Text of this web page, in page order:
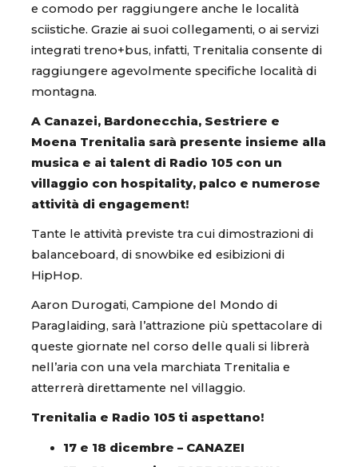
e comodo per raggiungere anche le località
sciistiche. Grazie ai suoi collegamenti, o ai servizi
integrati treno+bus, infatti, Trenitalia consente di
raggiungere agevolmente specifiche località di
montagna.
A Canazei, Bardonecchia, Sestriere e
Moena Trenitalia sarà presente insieme alla
musica e ai talent di Radio 105 con un
villaggio con hospitality, palco e numerose
attività di engagement!
Tante le attività previste tra cui dimostrazioni di
balanceboard, di snowbike ed esibizioni di
HipHop.
Aaron Durogati, Campione del Mondo di
Paraglaiding, sarà l’attrazione più spettacolare di
queste giornate nel corso delle quali si librerà
nell’aria con una vela marchiata Trenitalia e
atterrerà direttamente nel villaggio.
Trenitalia e Radio 105 ti aspettano!
17 e 18 dicembre – CANAZEI